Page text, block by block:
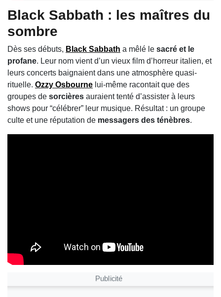
Black Sabbath : les maîtres du
sombre
Dès ses débuts, Black Sabbath a mêlé le sacré et le
profane. Leur nom vient d’un vieux film d’horreur italien, et
leurs concerts baignaient dans une atmosphère quasi-
rituelle. Ozzy Osbourne lui-même racontait que des
groupes de sorcières auraient tenté d’assister à leurs
shows pour “célébrer” leur musique. Résultat : un groupe
culte et une réputation de messagers des ténèbres.
Publicité